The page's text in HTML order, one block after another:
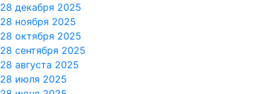
28 декабря 2025
28 ноября 2025
28 октября 2025
28 сентября 2025
28 августа 2025
28 июля 2025